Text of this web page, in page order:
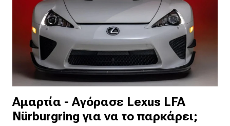
Αμαρτία - Αγόρασε Lexus LFA
Nürburgring για να το παρκάρει;